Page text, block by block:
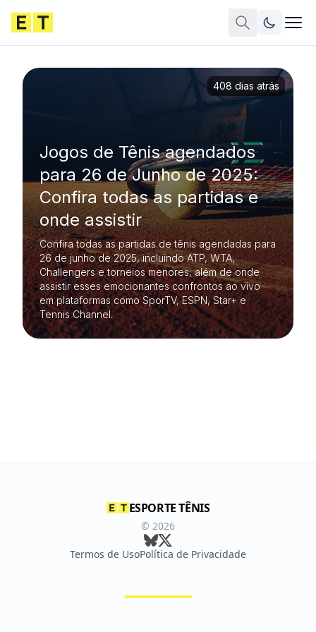
Jogos de Tênis agendados
para 26 de Junho de 2025:
Confira todas as partidas e
onde assistir
Confira todas as partidas de tênis agendadas para
26 de junho de 2025, incluindo ATP, WTA,
Challengers e torneios menores, além de onde
assistir esses emocionantes confrontos ao vivo
em plataformas como SporTV, ESPN, Star+ e
Tennis Channel.
408 dias atrás
ESPORTE TÊNIS
© 2026
Termos de UsoPolítica de Privacidade